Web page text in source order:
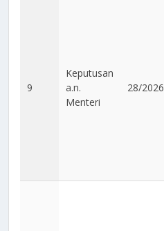
9
Keputusan
a.n.
Menteri
28/2026